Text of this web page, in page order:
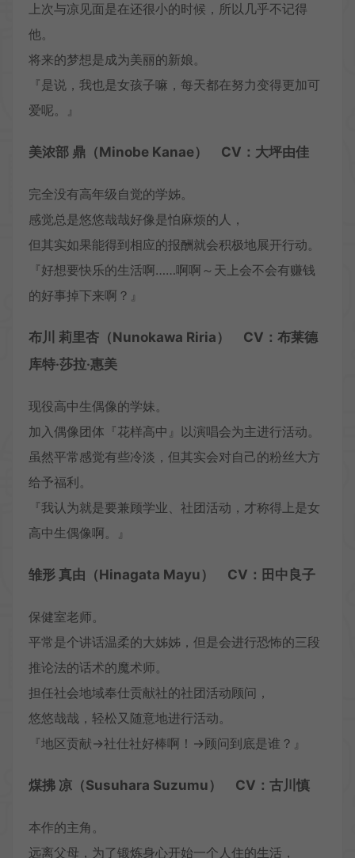
上次与凉见面是在还很小的时候，所以几乎不记得
他。
将来的梦想是成为美丽的新娘。
『是说，我也是女孩子嘛，每天都在努力变得更加可
爱呢。』
美浓部 鼎（Minobe Kanae） CV：大坪由佳
完全没有高年级自觉的学姊。
感觉总是悠悠哉哉好像是怕麻烦的人，
但其实如果能得到相应的报酬就会积极地展开行动。
『好想要快乐的生活啊……啊啊～天上会不会有赚钱
的好事掉下来啊？』
布川 莉里杏（Nunokawa Riria） CV：布莱德
库特‧莎拉‧惠美
现役高中生偶像的学妹。
加入偶像团体『花样高中』以演唱会为主进行活动。
虽然平常感觉有些冷淡，但其实会对自己的粉丝大方
给予福利。
『我认为就是要兼顾学业、社团活动，才称得上是女
高中生偶像啊。』
雏形 真由（Hinagata Mayu） CV：田中良子
保健室老师。
平常是个讲话温柔的大姊姊，但是会进行恐怖的三段
推论法的话术的魔术师。
担任社会地域奉仕贡献社的社团活动顾问，
悠悠哉哉，轻松又随意地进行活动。
『地区贡献→社仕社好棒啊！→顾问到底是谁？』
煤拂 凉（Susuhara Suzumu） CV：古川慎
本作的主角。
远离父母，为了锻炼身心开始一个人住的生活，